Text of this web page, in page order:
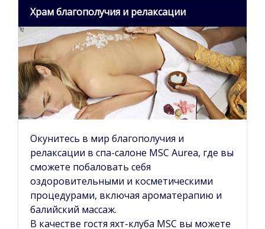
Храм благополучия и релаксации
Окунитесь в мир благополучия и
релаксации в спа-салоне MSC Aurea, где вы
сможете побаловать себя
оздоровительными и косметическими
процедурами, включая ароматерапию и
балийский массаж.
В качестве гостя яхт-клуба MSC вы можете